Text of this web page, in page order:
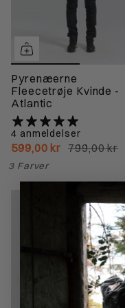
Pyrenæerne
Fleecetrøje Kvinde -
Atlantic
4 anmeldelser
599,00 kr 799,00 kr
3 Farver